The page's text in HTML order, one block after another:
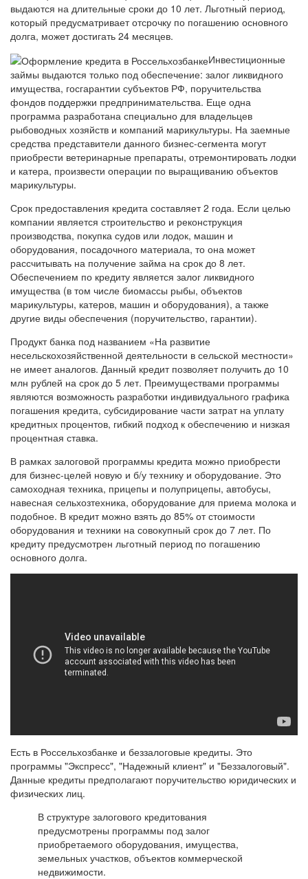
выдаются на длительные сроки до 10 лет. Льготный период,
который предусматривает отсрочку по погашению основного
долга, может достигать 24 месяцев.
Инвестиционные
займы выдаются только под обеспечение: залог ликвидного
имущества, госгарантии субъектов РФ, поручительства
фондов поддержки предпринимательства. Еще одна
программа разработана специально для владельцев
рыбоводных хозяйств и компаний марикультуры. На заемные
средства представители данного бизнес-сегмента могут
приобрести ветеринарные препараты, отремонтировать лодки
и катера, произвести операции по выращиванию объектов
марикультуры.
Срок предоставления кредита составляет 2 года. Если целью
компании является строительство и реконструкция
производства, покупка судов или лодок, машин и
оборудования, посадочного материала, то она может
рассчитывать на получение займа на срок до 8 лет.
Обеспечением по кредиту является залог ликвидного
имущества (в том числе биомассы рыбы, объектов
марикультуры, катеров, машин и оборудования), а также
другие виды обеспечения (поручительство, гарантии).
Продукт банка под названием «На развитие
несельскохозяйственной деятельности в сельской местности»
не имеет аналогов. Данный кредит позволяет получить до 10
млн рублей на срок до 5 лет. Преимуществами программы
являются возможность разработки индивидуального графика
погашения кредита, субсидирование части затрат на уплату
кредитных процентов, гибкий подход к обеспечению и низкая
процентная ставка.
В рамках залоговой программы кредита можно приобрести
для бизнес-целей новую и б/у технику и оборудование. Это
самоходная техника, прицепы и полуприцепы, автобусы,
навесная сельхозтехника, оборудование для приема молока и
подобное. В кредит можно взять до 85% от стоимости
оборудования и техники на совокупный срок до 7 лет. По
кредиту предусмотрен льготный период по погашению
основного долга.
Есть в Россельхозбанке и беззалоговые кредиты. Это
программы "Экспресс", "Надежный клиент" и "Беззалоговый".
Данные кредиты предполагают поручительство юридических и
физических лиц.
В структуре залогового кредитования
предусмотрены программы под залог
приобретаемого оборудования, имущества,
земельных участков, объектов коммерческой
недвижимости.